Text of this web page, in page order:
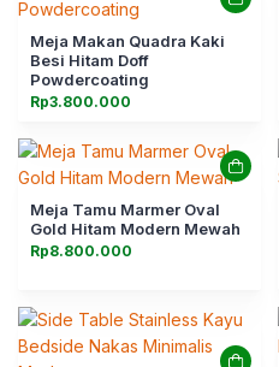
Meja Makan Quadra Kaki
Besi Hitam Doff
Powdercoating
Rp3.800.000
Meja Tamu Marmer Oval
Gold Hitam Modern Mewah
Rp8.800.000